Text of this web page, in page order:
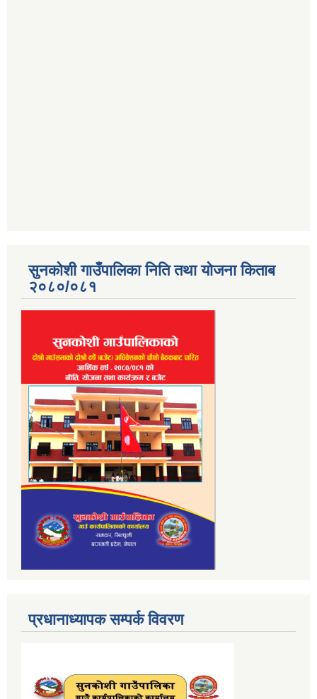
सुनकोशी गाउँपालिका निति तथा योजना किताब
२०८०/०८१
प्रधानाध्यापक सम्पर्क विवरण